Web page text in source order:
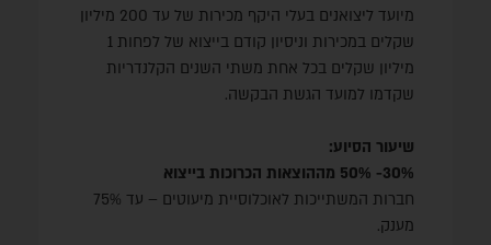
מיועד ליצואנים בעלי היקף מכירות של עד 200 מיליון
שקלים במכירות וניסיון קודם בייצוא של לפחות 1
מיליון שקלים בכל אחת משתי השנים הקלנדריות
שקדמו למועד הגשת הבקשה.
שיעור הסיוע:
30%- 50% מההוצאות הכרוכות בייצוא
חברות המשתייכות לאוכלוסיית מיעוטים – עד 75%
מענק.
תנאי סף עיקריים:
✔ פעילות ייצור ו/או מתן שרותים
✔ לפחות 35% מתשומות העסק מבוצעות בישראל
✔ אינו עוסק בענפים המוחרגים בהוראה (כגון סחר,
✔ ליצואן מנוסה- ייצוא מינימלי של 1 מלש"ח או 200
אש"ח לעסק מאוכלוסיית מיעוטים או כתב אישור